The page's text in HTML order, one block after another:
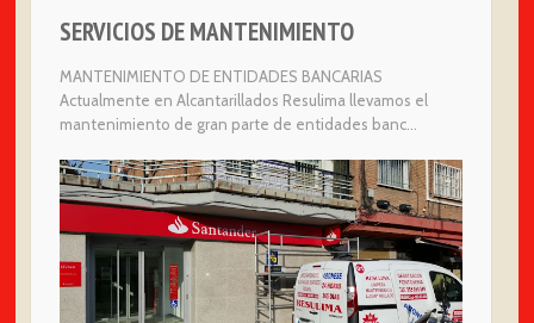
SERVICIOS DE MANTENIMIENTO
MANTENIMIENTO DE ENTIDADES BANCARIAS
Actualmente en Alcantarillados Resulima llevamos el
mantenimiento de gran parte de entidades banc...